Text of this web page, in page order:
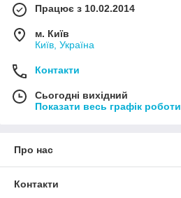
Працює з 10.02.2014
м. Київ
Київ, Україна
Контакти
Сьогодні вихідний
Показати весь графік роботи
Про нас
Контакти